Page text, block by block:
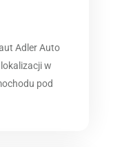
Adler Auto
w
pod